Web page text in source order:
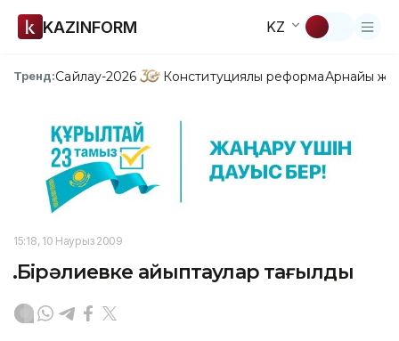
KAZINFORM KZ
Тренд:Сайлау-2026 Конституциялық реформаАрнайы
15:18, 10 Наурыз 2009
Ә.Бірәлиевке айыптаулар тағылды